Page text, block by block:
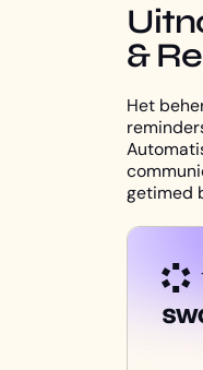
&
Het
getimed